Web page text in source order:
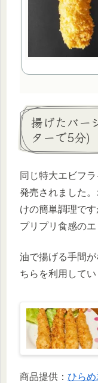
揚げたバー
ターで5分)
同じ特大エビフ
発売されました
けの簡単調理で
プリプリ食感のエ
油で揚げる手間
ちらを利用してい
商品提供： ひら